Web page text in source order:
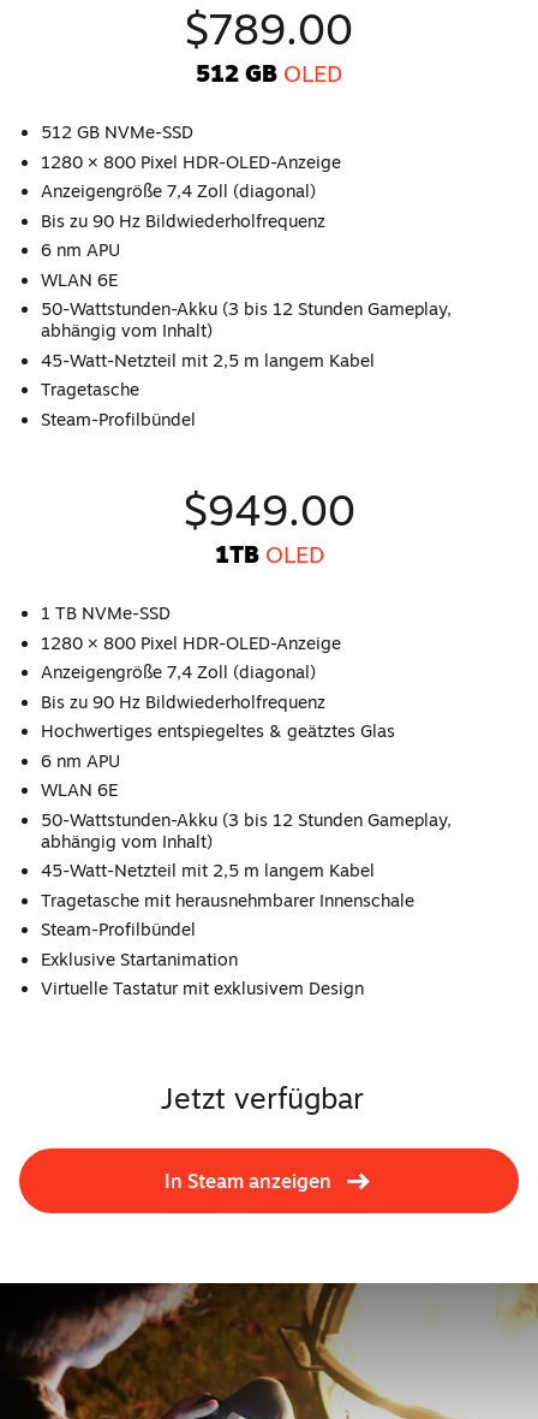
$789.00
512 GB OLED
512 GB NVMe-SSD
1280 × 800 Pixel HDR-OLED-Anzeige
Anzeigengröße 7,4 Zoll (diagonal)
Bis zu 90 Hz Bildwiederholfrequenz
6 nm APU
WLAN 6E
50-Wattstunden-Akku (3 bis 12 Stunden Gameplay,
abhängig vom Inhalt)
45-Watt-Netzteil mit 2,5 m langem Kabel
Tragetasche
Steam-Profilbündel
$949.00
1TB OLED
1 TB NVMe-SSD
1280 × 800 Pixel HDR-OLED-Anzeige
Anzeigengröße 7,4 Zoll (diagonal)
Bis zu 90 Hz Bildwiederholfrequenz
Hochwertiges entspiegeltes & geätztes Glas
6 nm APU
WLAN 6E
50-Wattstunden-Akku (3 bis 12 Stunden Gameplay,
abhängig vom Inhalt)
45-Watt-Netzteil mit 2,5 m langem Kabel
Tragetasche mit herausnehmbarer Innenschale
Steam-Profilbündel
Exklusive Startanimation
Virtuelle Tastatur mit exklusivem Design
Jetzt verfügbar
In Steam anzeigen